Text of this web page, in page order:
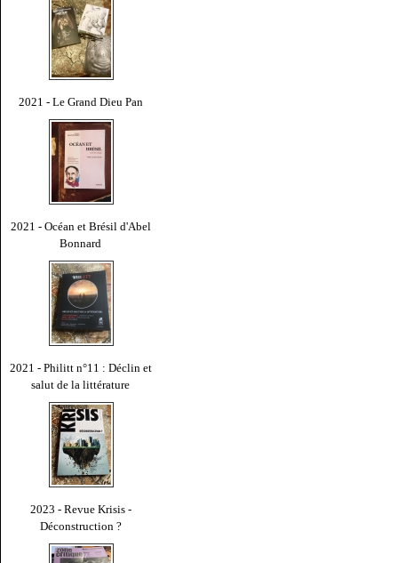
2021 - Le Grand Dieu Pan
2021 - Océan et Brésil d'Abel
Bonnard
2021 - Philitt n°11 : Déclin et
salut de la littérature
2023 - Revue Krisis -
Déconstruction ?